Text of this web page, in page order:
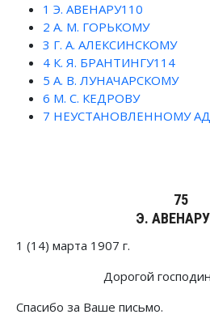
1 Э. АВЕНАРУ110
2 А. М. ГОРЬКОМУ
3 Г. А. АЛЕКСИНСКОМУ
4 К. Я. БРАНТИНГУ114
5 А. В. ЛУНАЧАРСКОМУ
6 М. С. КЕДРОВУ
7 НЕУСТАНОВЛЕННОМУ
75
Э. АВЕНАРУ
1 (14) марта 1907 г.
Дорогой
Спасибо за Ваше письмо.